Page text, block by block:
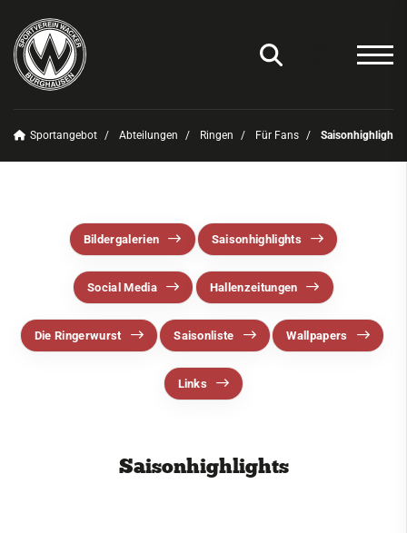
Sportangebot Abteilungen Ringen Für Fans Saisonhighlights
Bildergalerien Saisonhighlights
Social Media Hallenzeitungen
Die Ringerwurst Saisonliste Wallpapers
Links
Saisonhighlights
Sportangebot
Abteilungen
Amateurfunk